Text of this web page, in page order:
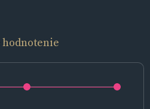
hodnotenie